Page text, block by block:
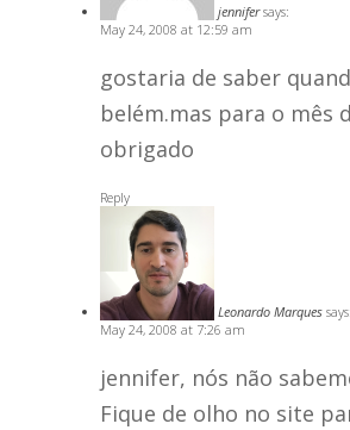
jennifer says:
May 24, 2008 at 12:59 am
gostaria de saber
belém.mas para o mês
obrigado
Reply
Leonardo Marques says:
May 24, 2008 at 7:26 am
jennifer, nós não
Fique de olho no site